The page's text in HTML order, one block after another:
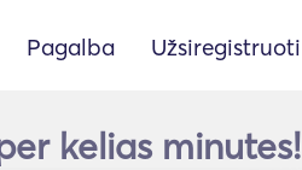
Pagalba Užsiregistruoti
kelias minutes!